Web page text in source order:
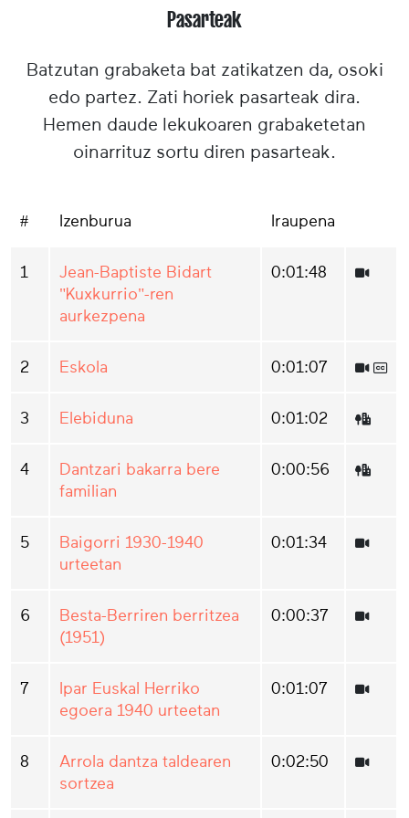
Pasarteak
Batzutan grabaketa bat zatikatzen da, osoki
edo partez. Zati horiek pasarteak dira.
Hemen daude lekukoaren grabaketetan
oinarrituz sortu diren pasarteak.
# Izenburua Iraupena
1
Jean-Baptiste Bidart
"Kuxkurrio"-ren
aurkezpena
0:01:48
2 Eskola 0:01:07
3 Elebiduna 0:01:02
4
Dantzari bakarra bere
familian
0:00:56
5
Baigorri 1930-1940
urteetan
0:01:34
6
Besta-Berriren berritzea
(1951)
0:00:37
7
Ipar Euskal Herriko
egoera 1940 urteetan
0:01:07
8
Arrola dantza taldearen
sortzea
0:02:50